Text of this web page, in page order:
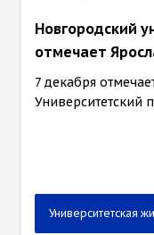
Новгородский
отмечает
7 декабря
Университетский
Университетская